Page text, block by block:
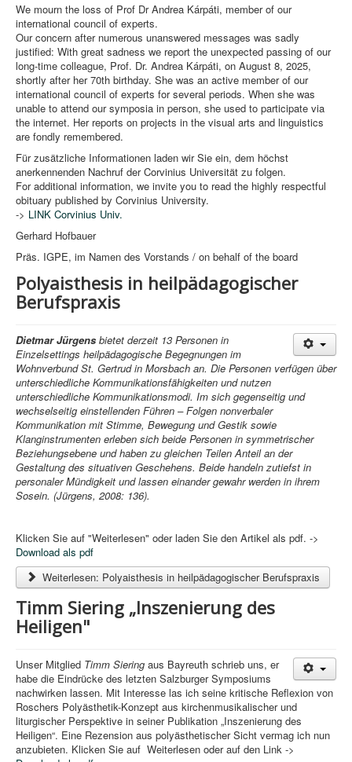
We mourn the loss of Prof Dr Andrea Kárpáti, member of our
international council of experts.
Our concern after numerous unanswered messages was sadly
justified: With great sadness we report the unexpected passing of our
long-time colleague, Prof. Dr. Andrea Kárpáti, on August 8, 2025,
shortly after her 70th birthday. She was an active member of our
international council of experts for several periods. When she was
unable to attend our symposia in person, she used to participate via
the internet. Her reports on projects in the visual arts and linguistics
are fondly remembered.
Für zusätzliche Informationen laden wir Sie ein, dem höchst
anerkennenden Nachruf der Corvinius Universität zu folgen.
For additional information, we invite you to read the highly respectful
obituary published by Corvinius University.
-> LINK Corvinius Univ.
Gerhard Hofbauer
Präs. IGPE, im Namen des Vorstands / on behalf of the board
Polyaisthesis in heilpädagogischer
Berufspraxis
Dietmar Jürgens bietet derzeit 13 Personen in
Einzelsettings heilpädagogische Begegnungen im
Wohnverbund St. Gertrud in Morsbach an. Die Personen verfügen über
unterschiedliche Kommunikationsfähigkeiten und nutzen
unterschiedliche Kommunikationsmodi. Im sich gegenseitig und
wechselseitig einstellenden Führen – Folgen nonverbaler
Kommunikation mit Stimme, Bewegung und Gestik sowie
Klanginstrumenten erleben sich beide Personen in symmetrischer
Beziehungsebene und haben zu gleichen Teilen Anteil an der
Gestaltung des situativen Geschehens. Beide handeln zutiefst in
personaler Mündigkeit und lassen einander gewahr werden in ihrem
Sosein. (Jürgens, 2008: 136).
Klicken Sie auf "Weiterlesen" oder laden Sie den Artikel als pdf. ->
Download als pdf
Weiterlesen: Polyaisthesis in heilpädagogischer Berufspraxis
Timm Siering „Inszenierung des
Heiligen"
Unser Mitglied Timm Siering aus Bayreuth schrieb uns, er
habe die Eindrücke des letzten Salzburger Symposiums
nachwirken lassen. Mit Interesse las ich seine kritische Reflexion von
Roschers Polyästhetik-Konzept aus kirchenmusikalischer und
liturgischer Perspektive in seiner Publikation „Inszenierung des
Heiligen“. Eine Rezension aus polyästhetischer Sicht vermag ich nun
anzubieten. Klicken Sie auf Weiterlesen oder auf den Link ->